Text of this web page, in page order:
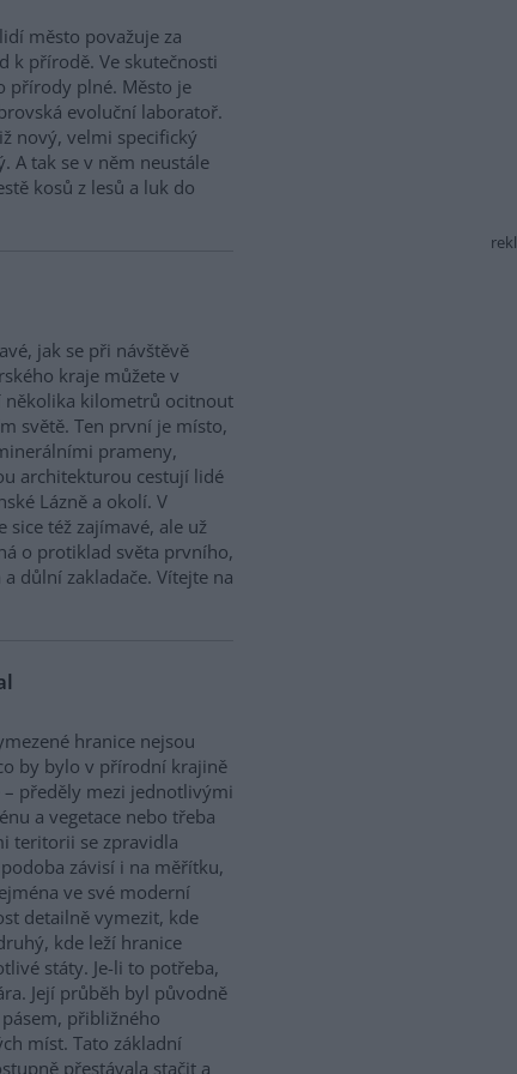
město považuje za
k přírodě. Ve skutečnosti
přírody plné. Město je
evoluční laboratoř.
nový, velmi specifický
A tak se v něm neustále
kosů z lesů a luk do
jak se při návštěvě
kraje můžete v
několika kilometrů ocitnout
světě. Ten první je místo,
prameny,
architekturou cestují lidé
Lázně a okolí. V
též zajímavé, ale už
o protiklad světa prvního,
důlní zakladače. Vítejte na
hranice nejsou
by bylo v přírodní krajině
– předěly mezi jednotlivými
a vegetace nebo třeba
teritorii se zpravidla
závisí i na měřítku,
ve své moderní
detailně vymezit, kde
kde leží hranice
státy. Je-li to potřeba,
Její průběh byl původně
přibližného
míst. Tato základní
přestávala stačit a